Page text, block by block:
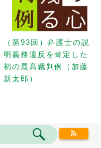
（第93回）弁護士の説
明義務違反を肯定した
初の最高裁判例（加藤
新太郎）